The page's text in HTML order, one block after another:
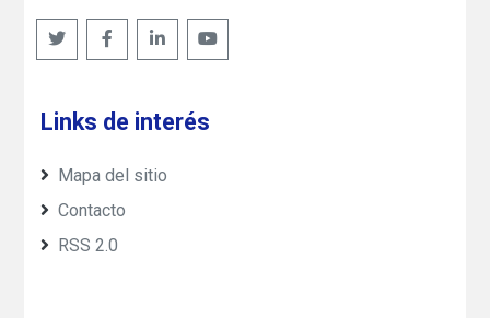
Links de interés
Mapa del sitio
Contacto
RSS 2.0